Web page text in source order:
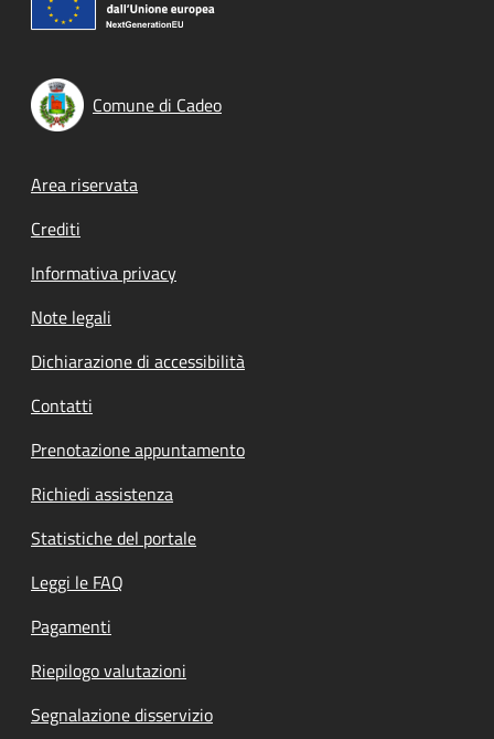
Comune di Cadeo
Footer menu
Area riservata
Crediti
Informativa privacy
Note legali
Dichiarazione di accessibilità
Contatti
Prenotazione appuntamento
Richiedi assistenza
Statistiche del portale
Leggi le FAQ
Pagamenti
Riepilogo valutazioni
Segnalazione disservizio